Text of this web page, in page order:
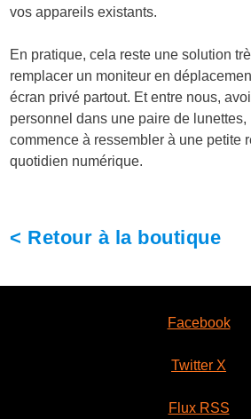
vos appareils existants.
En pratique, cela reste une solution
remplacer un moniteur en
écran privé partout. Et entre nous,
personnel dans une paire de lunettes,
commence à ressembler à une petite
quotidien numérique.
< Retour à la boutique
Facebook
Twitter X
Flux RSS